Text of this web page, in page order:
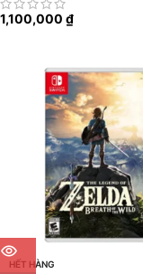
1,100,000 ₫
HẾT HÀNG